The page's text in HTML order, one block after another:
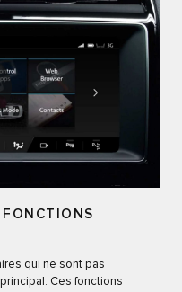
FONCTIONS
qui ne sont pas
Ces fonctions